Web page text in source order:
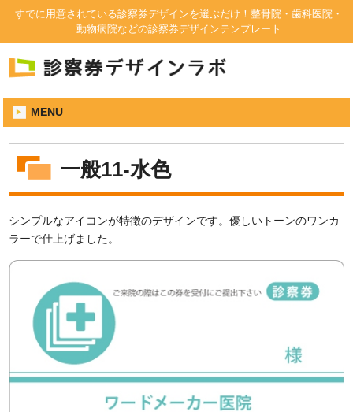
すでに用意されている診察券デザインを選ぶだけ！整骨院・歯科医院・
動物病院などの診察券デザインテンプレート
MENU
一般11-水色
シンプルなアイコンが特徴のデザインです。優しいトーンのワンカ
ラーで仕上げました。